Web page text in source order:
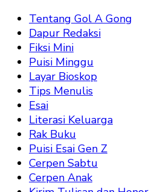
Tentang Gol A Gong
Dapur Redaksi
Fiksi Mini
Puisi Minggu
Layar Bioskop
Tips Menulis
Esai
Literasi Keluarga
Rak Buku
Puisi Esai Gen Z
Cerpen Sabtu
Cerpen Anak